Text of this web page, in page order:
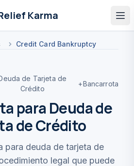
Karma
Credit Card Bankruptcy
de Tarjeta de
Crédito
+Bancarrota
para Deuda de
de Crédito
para deuda de tarjeta de
legal que puede